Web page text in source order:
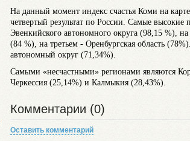
На данный момент индекс счастья Коми на
четвертый результат по России. Самые высокие
Эвенкийского автономного округа (98,15 %), на
(84 %), на третьем - Оренбургская область
автономный округ (71,34%).
Самыми «несчастными» регионами являются
Черкессия (25,14%) и Калмыкия (28,43%).
Комментарии (0)
Оставить комментарий